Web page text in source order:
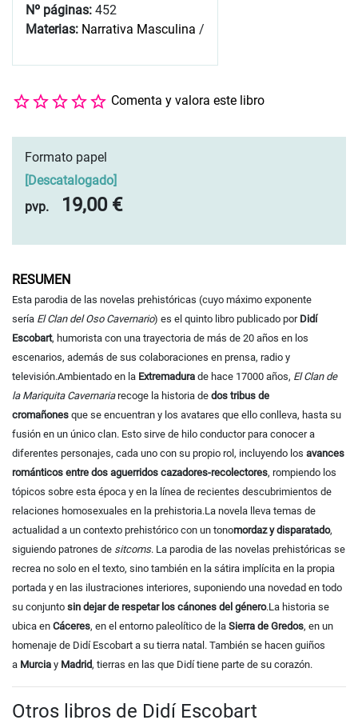
Nº páginas: 452
Materias: Narrativa Masculina /
Comenta y valora este libro
Formato papel
[Descatalogado]
pvp.
19,00 €
RESUMEN
Esta parodia de las novelas prehistóricas (cuyo máximo exponente
sería El Clan del Oso Cavernario) es el quinto libro publicado por Didí
Escobart, humorista con una trayectoria de más de 20 años en los
escenarios, además de sus colaboraciones en prensa, radio y
televisión.Ambientado en la Extremadura de hace 17000 años, El Clan de
la Mariquita Cavernariarecoge la historia de dos tribus de
cromañones que se encuentran y los avatares que ello conlleva, hasta su
fusión en un único clan. Esto sirve de hilo conductor para conocer a
diferentes personajes, cada uno con su propio rol, incluyendo los avances
románticos entre dos aguerridos cazadores-recolectores, rompiendo los
tópicos sobre esta época y en la línea de recientes descubrimientos de
relaciones homosexuales en la prehistoria.La novela lleva temas de
actualidad a un contexto prehistórico con un tonomordaz y disparatado,
siguiendo patrones de sitcoms. La parodia de las novelas prehistóricas se
recrea no solo en el texto, sino también en la sátira implícita en la propia
portada y en las ilustraciones interiores, suponiendo una novedad en todo
su conjunto sin dejar de respetar los cánones del género.La historia se
ubica en Cáceres, en el entorno paleolítico de la Sierra de Gredos, en un
homenaje de Didí Escobart a su tierra natal. También se hacen guiños
a Murcia y Madrid, tierras en las que Didí tiene parte de su corazón.
Otros libros de Didí Escobart